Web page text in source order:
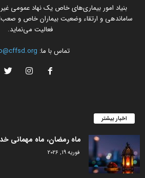
بنیاد امور بیماری‌های خاص یک نهاد عمومی
ساماندهی و ارتقاء وضعیت بیماران خاص و
فعالیت می‌نماید.
تماس با ما:
اخبار بیشتر
ماه رمضان، ماه مهمانی
فوریه 19, 2026